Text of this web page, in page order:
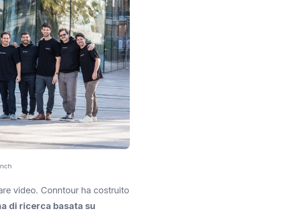
video. Conntour ha costruito
di ricerca basata su